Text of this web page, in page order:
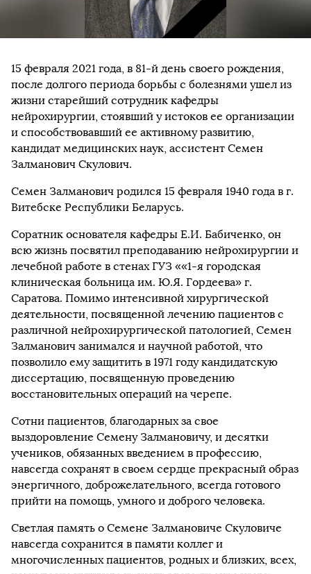
15 февраля 2021 года, в 81-й день своего рождения,
после долгого периода борьбы с болезнями ушел из
жизни старейший сотрудник кафедры
нейрохирургии, стоявший у истоков ее организации
и способствовавший ее активному развитию,
кандидат медицинских наук, ассистент Семен
Залманович Скулович.
Семен Залманович родился 15 февраля 1940 года в г.
Витебске Республики Беларусь.
Соратник основателя кафедры Е.И. Бабиченко, он
всю жизнь посвятил преподаванию нейрохирургии и
лечебной работе в стенах ГУЗ ««1-я городская
клиническая больница им. Ю.Я. Гордеева» г.
Саратова. Помимо интенсивной хирургической
деятельности, посвященной лечению пациентов с
различной нейрохирургической патологией, Семен
Залманович занимался и научной работой, что
позволило ему защитить в 1971 году кандидатскую
диссертацию, посвященную проведению
восстановительных операций на черепе.
Сотни пациентов, благодарных за свое
выздоровление Семену Залмановичу, и десятки
учеников, обязанных введением в профессию,
навсегда сохранят в своем сердце прекрасный образ
энергичного, доброжелательного, всегда готового
прийти на помощь, умного и доброго человека.
Светлая память о Семене Залмановиче Скуловиче
навсегда сохранится в памяти коллег и
многочисленных пациентов, родных и близких, всех,